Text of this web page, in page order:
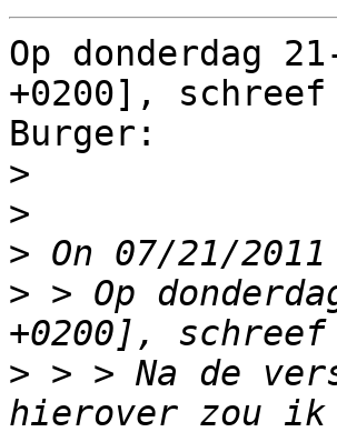
Op donderdag
+0200], schreef
Burger:
>
>
>
> > Op
> > > Na de